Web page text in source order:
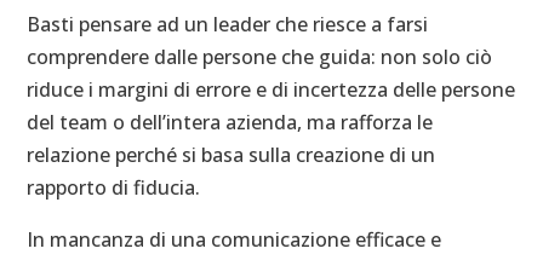
Basti pensare ad un leader che riesce a farsi
comprendere dalle persone che guida: non solo ciò
riduce i margini di errore e di incertezza delle persone
del team o dell’intera azienda, ma rafforza le
relazione perché si basa sulla creazione di un
rapporto di fiducia.
In mancanza di una comunicazione efficace e